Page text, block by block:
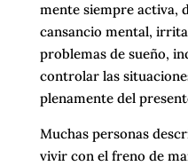
mente siempre activa,
cansancio mental,
problemas de sueño,
controlar las
plenamente del
Muchas personas
vivir con el freno de